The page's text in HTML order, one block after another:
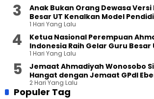
Anak Bukan Orang Dewasa Versi
Besar UT Kenalkan Model
1 Hari Yang Lalu
Ketua Nasional Perempuan
Indonesia Raih Gelar Guru
Terbuka
1 Hari Yang Lalu
Jemaat Ahmadiyah Wonosobo
Hangat dengan Jemaat GPdI
2 Hari Yang Lalu
Populer Tag